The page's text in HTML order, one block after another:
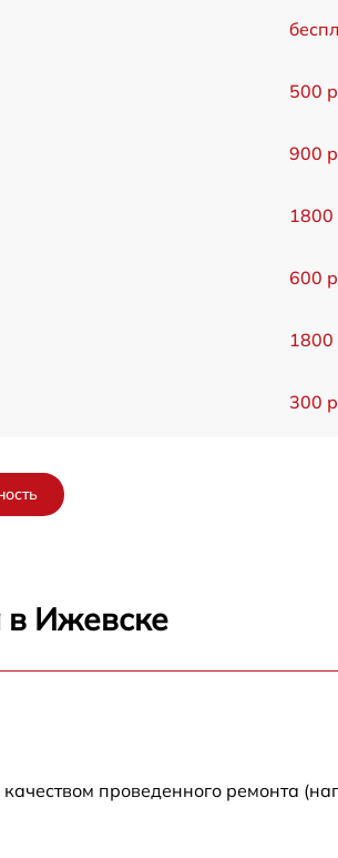
500 р
900 р
1800
600 р
1800
300 р
в Ижевске
проведенного ремонта